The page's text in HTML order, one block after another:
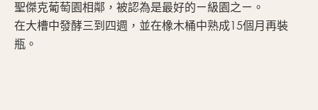
聖傑克葡萄園相鄰，被認為是最好的ㄧ級園之ㄧ。
在大槽中發酵三到四週，並在橡木桶中熟成15個月再裝
瓶。